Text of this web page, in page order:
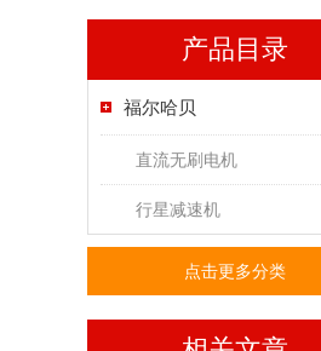
产品目录
福尔哈贝
直流无刷电机
行星减速机
点击更多分类